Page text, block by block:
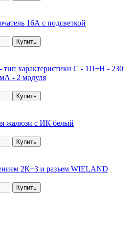
16А с подсветкой
характеристики С - 1П+Н - 230
- 2 модуля
жалюзи с ИК белый
2К+З и разъем WIELAND